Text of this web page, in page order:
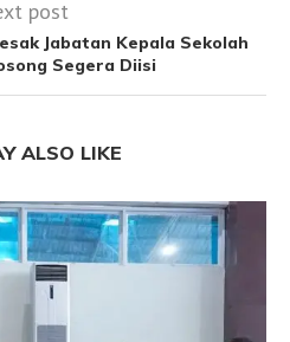
post
Jabatan Kepala Sekolah
Segera Diisi
ALSO LIKE